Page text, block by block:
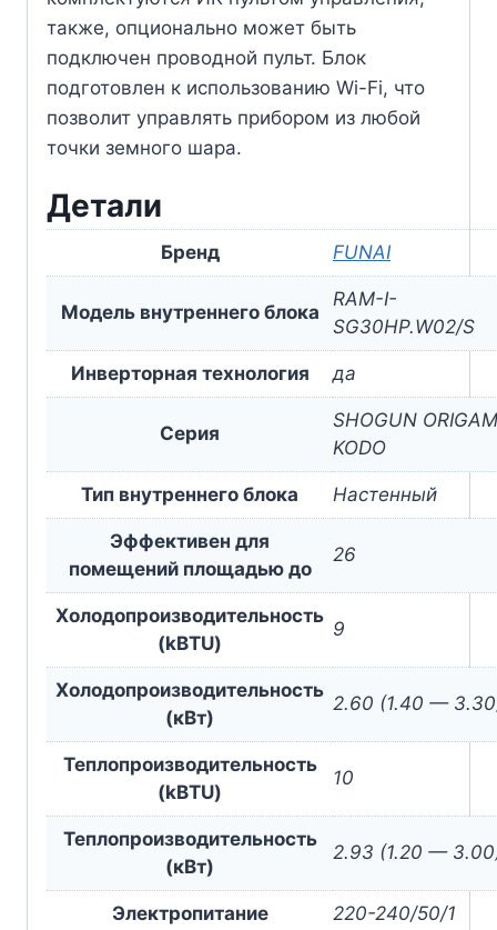
также, опционально может быть
подключен проводной пульт. Блок
подготовлен к использованию Wi-Fi, что
позволит управлять прибором из любой
точки земного шара.
Детали
Бренд FUNAI
Модель внутреннего блока
RAM-I-
SG30HP.W02/S
Инверторная технология да
Серия
SHOGUN
KODO
Тип внутреннего блока Настенный
Эффективен для
помещений площадью до
26
Холодопроизводительность
(kBTU)
9
Холодопроизводительность
(кВт)
2.60 (1.40 —
Теплопроизводительность
(kBTU)
10
Теплопроизводительность
(кВт)
2.93 (1.20 —
Электропитание 220-240/50/1